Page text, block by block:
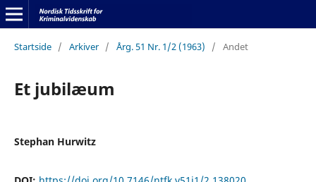
Startside / Arkiver / Årg. 51 Nr. 1/2 (1963) / Andet
Et jubilæum
Stephan Hurwitz